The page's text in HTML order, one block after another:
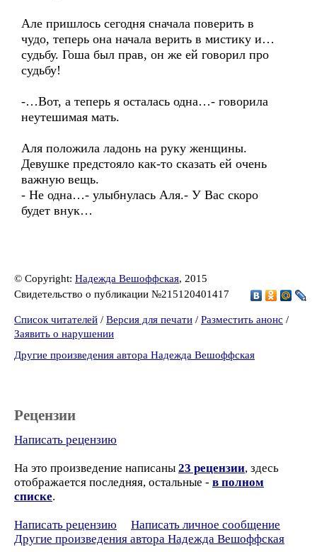
Але пришлось сегодня сначала поверить в
чудо, теперь она начала верить в мистику и…
судьбу. Гоша был прав, он же ей говорил про
судьбу!
-…Вот, а теперь я осталась одна…- говорила
неутешимая мать.
Аля положила ладонь на руку женщины.
Девушке предстояло как-то сказать ей очень
важную вещь.
- Не одна…- улыбнулась Аля.- У Вас скоро
будет внук…
© Copyright: Надежда Вешоффская, 2015
Свидетельство о публикации №215120401417
Список читателей / Версия для печати / Разместить анонс /
Заявить о нарушении
Другие произведения автора Надежда Вешоффская
Рецензии
Написать рецензию
На это произведение написаны 23 рецензии, здесь
отображается последняя, остальные - в полном
списке.
Написать рецензию
Написать личное сообщение
Другие произведения автора Надежда Вешоффская